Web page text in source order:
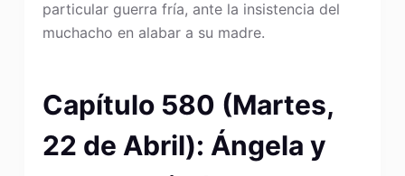
particular guerra fría, ante la insistencia del
muchacho en alabar a su madre.
Capítulo 580 (Martes,
22 de Abril): Ángela y